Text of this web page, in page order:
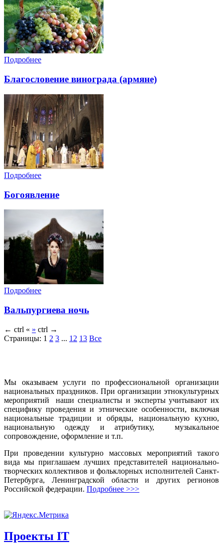
Подробнее
Благословение винограда (армяне)
Подробнее
Богоявление
Подробнее
Вальпургиева ночь
← ctrl « » ctrl →
Страницы: 1 2 3 ... 12 13 Все
Мы оказываем услуги по профессиональной организации
национальных праздников. При организации этнокультурных
мероприятий наши специалисты и эксперты учитывают их
специфику проведения и этнические особенности, включая
национальные традиции и обряды, национальную кухню,
национальную одежду и атрибутику, музыкальное
сопровождение, оформление и т.п.
При проведении культурно массовых мероприятий такого
вида мы приглашаем лучших представителей национально-
творческих коллективов и фольклорных исполнителей Санкт-
Петербурга, Ленинградской области и других регионов
Российской федерации. Подробнее >>>
Проекты IT